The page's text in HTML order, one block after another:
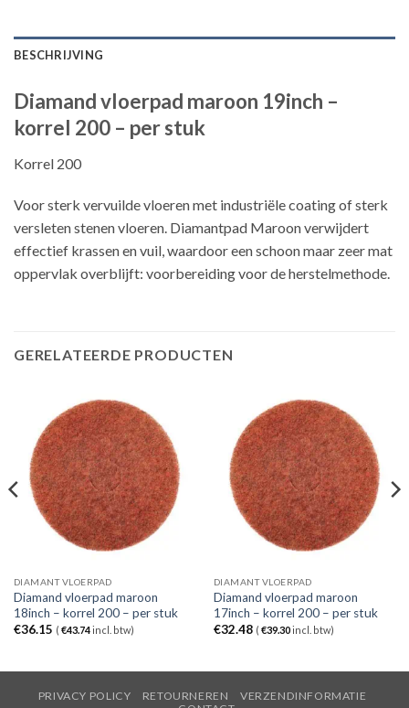
BESCHRIJVING
Diamand vloerpad maroon 19inch –
korrel 200 – per stuk
Korrel 200
Voor sterk vervuilde vloeren met industriële coating of sterk
versleten stenen vloeren. Diamantpad Maroon verwijdert
effectief krassen en vuil, waardoor een schoon maar zeer mat
oppervlak overblijft: voorbereiding voor de herstelmethode.
GERELATEERDE PRODUCTEN
DIAMANT VLOERPAD
Diamand vloerpad maroon
18inch – korrel 200 – per stuk
€36.15 ( €43.74incl. btw)
DIAMANT VLOERPAD
Diamand vloerpad maroon
17inch – korrel 200 – per stuk
€32.48 ( €39.30incl. btw)
PRIVACY POLICY RETOURNEREN
VERZENDINFORMATIE